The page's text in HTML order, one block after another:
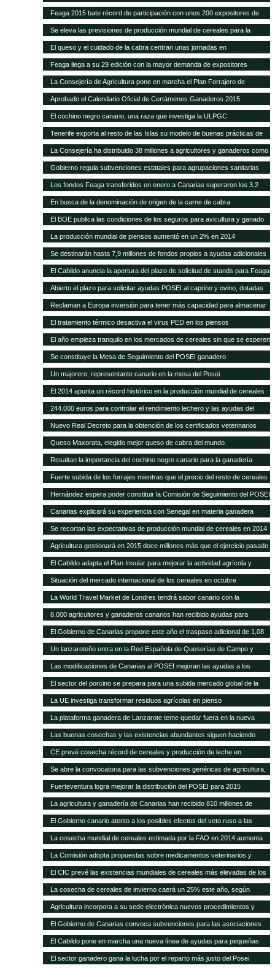
fabricar piensos
Feaga 2015 bate récord de participación con unos 200 expositores de
empresas, productores locales y gastronomía tradicional
Se eleva las previsiones de producción mundial de cereales para la
campaña 2014-2015
El queso y el cuidado de la cabra centran unas jornadas en
Fuerteventura
Feaga llega a su 29 edición con la mayor demanda de expositores
La Consejería de Agricultura pone en marcha el Plan Forrajero de
Canarias
Aprobado el Calendario Oficial de Certámenes Ganaderos 2015
El cochino negro canario, una raza que investiga la ULPGC
Tenerife exporta al resto de las Islas su modelo de buenas prácticas de
higiene para queserías
La Consejería ha distribuido 38 millones a agricultores y ganaderos como
ayudas adicionales POSEI
Gobierno regula subvenciones estatales para agrupaciones sanitarias
ganaderas
Los fondos Feaga transferidos en enero a Canarias superaron los 3,2
millones
En busca de la denominación de origen de la carne de cabra
El BOE publica las condiciones de los seguros para avicultura y ganado
equino
La producción mundial de piensos aumentó en un 2% en 2014
Se destinarán hasta 7,9 millones de fondos propios a ayudas adicionales
de diversas líneas POSEI
El Cabildo anuncia la apertura del plazo de solicitud de stands para Feaga
2015
Abierto el plazo para solicitar ayudas POSEI al caprino y ovino, dotadas
con seis millones de euros
Reclaman a Europa inversión para tener más capacidad para almacenar
cereal y oleaginosas
El tratamiento térmico desactiva el virus PED en los piensos
El año empieza tranquilo en los mercados de cereales sin que se esperen
cambios en meses
Se constituye la Mesa de Seguimiento del POSEI ganadero
Un majorero, representante canario en la mesa del Posei
El 2014 apunta un récord histórico en la producción mundial de cereales
244.000 euros para controlar el rendimiento lechero y las ayudas del
POSEI
Nuevo Real Decreto para la obtención de los certificados veterinarios
para comercio exterior
Queso Maxorata, elegido mejor queso de cabra del mundo
Resaltan la importancia del cochino negro canario para la ganadería
isleña
Fuerte subida de los forrajes mientras que el precio del resto de cereales
se mantiene fijo
Hernández espera poder constituir la Comisión de Seguimiento del POSEI
ganadero antes de finales de año
Canarias explicará su experiencia con Senegal en materia ganadera
Se recortan las expectativas de producción mundial de cereales en 2014
a pesar de las cosechas récord de maíz y trigo
Agricultura gestionará en 2015 doce millones más que el ejercicio pasado
y alcanza los 418,9 millones de euros
El Cabildo adapta el Plan Insular para mejorar la actividad agrícola y
ganadera
Situación del mercado internacional de los cereales en octubre
La World Travel Market de Londres tendrá sabor canario con la
promoción de sus quesos y vinos
8.000 agricultores y ganaderos canarios han recibido ayudas para
desarrollo rural
El Gobierno de Canarias propone este año el traspaso adicional de 1,08
millones del REA a la ganadería de las islas
Un lanzaroteño entra en la Red Española de Queserías de Campo y
Artesanas
Las modificaciones de Canarias al POSEI mejoran las ayudas a los
sectores productivos canarios
El sector del porcino se prepara para una subida mercado global de la
carne del 40% en 20 años
La UE investiga transformar residuos agrícolas en pienso
La plataforma ganadera de Lanzarote teme quedar fuera en la nueva
revisión del Posei
Las buenas cosechas y las existencias abundantes siguen haciendo
bajar los precios internacionales de los alimentos
CE prevé cosecha récord de cereales y producción de leche en
próximos meses
Se abre la convocatoria para las subvenciones genéricas de agricultura,
ganadería y pesca
Fuerteventura logra mejorar la distribución del POSEI para 2015
La agricultura y ganadería de Canarias han recibido 810 millones de
euros en ayudas del POSEI esta legislatura
El Gobierno canario atento a los posibles efectos del veto ruso a las
importaciones de la UE
La cosecha mundial de cereales estimada por la FAO en 2014 aumenta
en 14 Mt
La Comisión adopta propuestas sobre medicamentos veterinarios y
piensos medicamentosos
El CIC prevé las existencias mundiales de cereales más elevadas de los
15 años
La cosecha de cereales de invierno caerá un 25% este año, según
Agricultura
Agricultura incorpora a su sede electrónica nuevos procedimientos y
servicios on line
El Gobierno de Canarias convoca subvenciones para las asociaciones
agrarias
El Cabildo pone en marcha una nueva línea de ayudas para pequeñas
queserías con 100.000 euros
El sector ganadero gana la lucha por el reparto más justo del Posei